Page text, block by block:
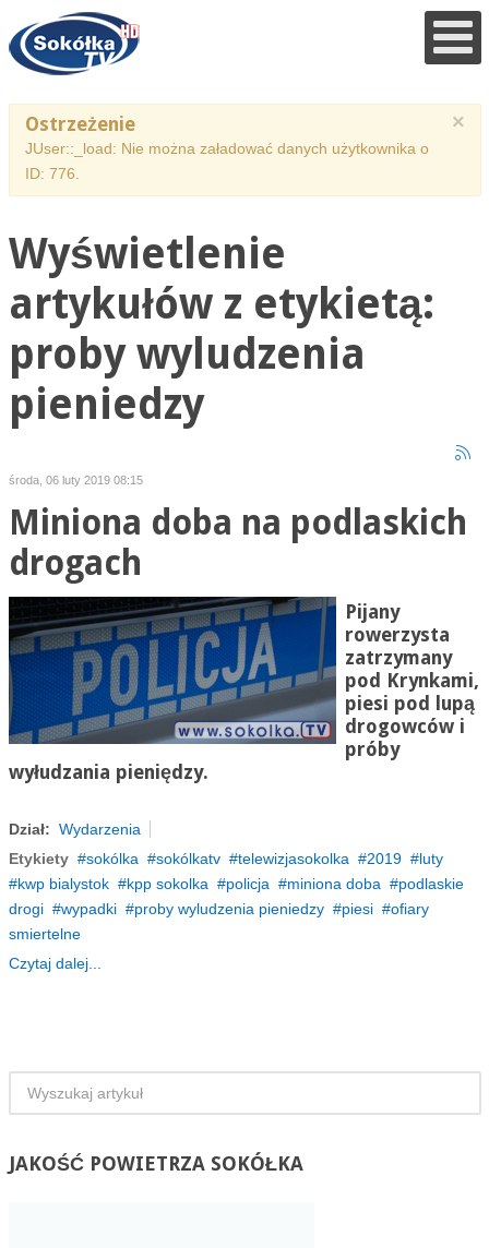
×
Ostrzeżenie
JUser::_load: Nie można załadować danych użytkownika o
ID: 776.
Wyświetlenie
artykułów z etykietą:
proby wyludzenia
pieniedzy
środa, 06 luty 2019 08:15
Miniona doba na podlaskich
drogach
Pijany
rowerzysta
zatrzymany
pod Krynkami,
piesi pod lupą
drogowców i
próby
wyłudzania pieniędzy.
Dział: Wydarzenia
Etykiety
sokólka sokólkatv telewizjasokolka 2019
luty
kwp bialystok
kpp sokolka policja miniona doba
podlaskie
drogi
wypadki proby wyludzenia pieniedzy piesi
ofiary
smiertelne
Czytaj dalej...
JAKOŚĆPOWIETRZA SOKÓŁKA